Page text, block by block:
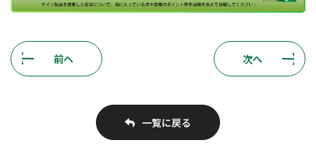
前へ 次へ
一覧に戻る